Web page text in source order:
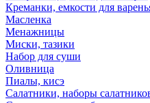
Креманки, емкости для
Масленка
Менажницы
Миски, тазики
Набор для суши
Оливница
Пиалы, кисэ
Салатники, наборы